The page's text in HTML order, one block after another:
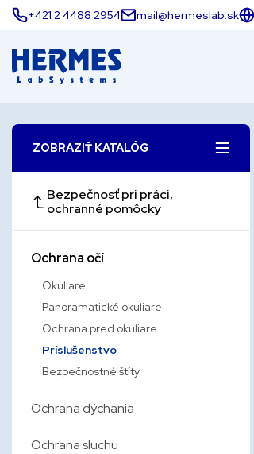
+421 2 4488 2954 mail@hermeslab.sk
ZOBRAZIŤ KATALÓG
Bezpečnosť pri práci,
ochranné pomôcky
Ochrana očí
Okuliare
Panoramatické okuliare
Ochrana pred okuliare
Príslušenstvo
Bezpečnostné štíty
Ochrana dýchania
Ochrana sluchu